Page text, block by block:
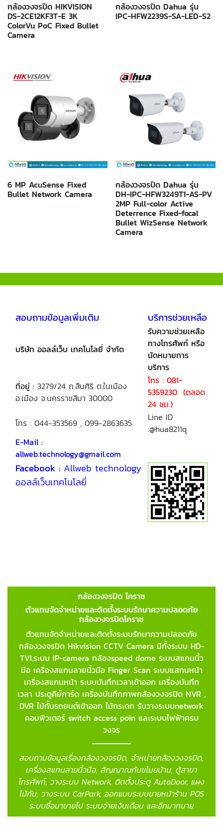
กล้องวงจรปิด HIKVISION
DS-2CE12KF3T-E 3K
ColorVu PoC Fixed Bullet
Camera
กล้องวงจรปิด Dahua รุ่น
IPC-HFW2239S-SA-LED-S2
6 MP AcuSense Fixed
Bullet Network Camera
กล้องวงจรปิด Dahua รุ่น
DH-IPC-HFW3249T1-AS-PV
2MP Full-color Active
Deterrence Fixed-focal
Bullet WizSense Network
Camera
สอบถามข้อมูลเพิ่มเติม บริการช่วยเหลือ
บริษัท ออลล์เว็บ เทคโนโลยี่ จำกัด
รับความช่วยเหลือ
ทางโทรศัพท์ หรือ
นัดหมายการ
บริการ
ที่อยู่ : 3279/24 ถ.สืบศิริ ต.ในเมือง
อ.เมือง จ.นครราชสีมา 30000
โทร : 081-
5359230 (ตลอด
24 ชม.)
โทร : 044-353569 , 099-2863635
Line ID
:@hua8211q
E-Mail :
allweb.technology@gmail.com
Facebook : Allweb technology
ออลล์เว็บเทคโนโลยี่
กล้องวงจรปิด โคราช
ตัวแทนจัดจำหน่ายและติดตั้งระบบรักษาความปลอดภัย
กล้องวงจรปิดโคราช
ตัวแทนจัดจำหน่ายและติดตั้งระบบรักษาความปลอดภัย
กล้องวงจรปิด Hikvision CCTV Camera มีทั้งระบบ HD-
TVI,ระบบ IP-camera กล้องspeed dome ระบบสแกนนิ้ว
มือ เครื่องสแกนลายนิ้วมือ Finger Scan ระบบแสกนหน้า
เครื่องสแกนหน้า ระบบบันทึกเวลาเข้าออก เครื่องบันทึก
เวลา ประตูคีย์การ์ด เครื่องบันทึกภาพกล้องวงจรปิด NVR ,
DVR ไม้กั้นรถยนต์เข้าออก ไม้กระดก รับวางระบบnetwork
คอมพิวเตอร์ switch access poin และระบบไฟฟ้าครบ
วงจร
สอบถามข้อมูลเรื่องกล้องวงจรปิด, จำหน่ายกล้องวงจรปิด,
เครื่องสแกนลายนิ้วมือ, สัญญาณกันขโมยบ้าน, ตู้สาขา
โทรศัพท์, วางระบบ Network, ติดตั้งประตู AutoDoor, แผง
ไม้กัน, วางระบบ CarPark, ออกแบบระบบขายหน้าร้าน POS
ระบบซื้อมาขายไป ระบบจ่ายเงินเดือน และอีกมากมาย